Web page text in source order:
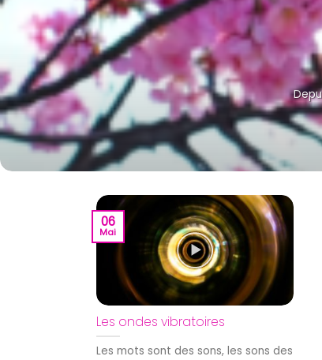
Les ondes vibratoires
Les mots sont des sons, les sons des
06
Mai